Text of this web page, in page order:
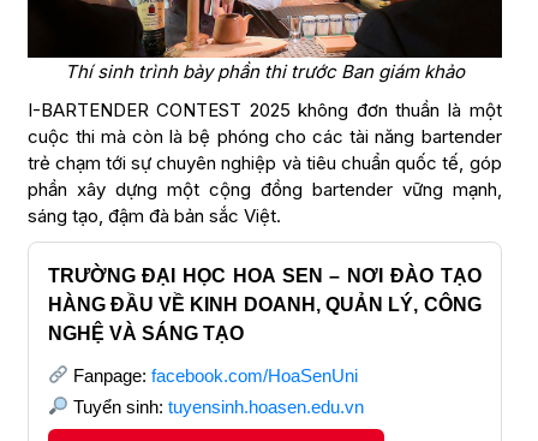
Thí sinh trình bày phần thi trước Ban giám khảo
I-BARTENDER CONTEST 2025 không đơn thuần là một
cuộc thi mà còn là bệ phóng cho các tài năng bartender
trẻ chạm tới sự chuyên nghiệp và tiêu chuẩn quốc tế, góp
phần xây dựng một cộng đồng bartender vững mạnh,
sáng tạo, đậm đà bản sắc Việt.
TRƯỜNG ĐẠI HỌC HOA SEN – NƠI ĐÀO TẠO
HÀNG ĐẦU VỀ KINH DOANH, QUẢN LÝ, CÔNG
NGHỆ VÀ SÁNG TẠO
Fanpage: facebook.com/HoaSenUni
Tuyển sinh: tuyensinh.hoasen.edu.vn